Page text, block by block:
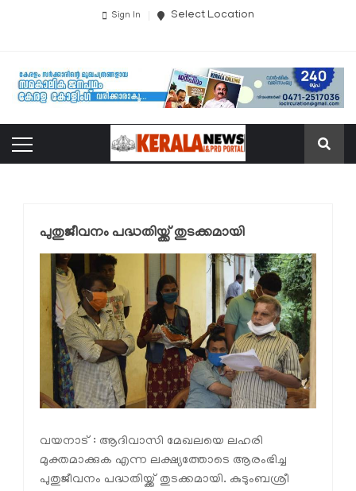
Sign In Select Location
പുതുജീവനം പദ്ധതിയ്ക്ക് തുടക്കമായി
വയനാട് : ആദിവാസി മേഖലയെ ലഹരി
മുക്തമാക്കുക എന്ന ലക്ഷ്യത്തോടെ ആരംഭിച്ച
പുതുജീവനം പദ്ധതിയ്ക്ക് തുടക്കമായി. കുടുംബശ്രീ